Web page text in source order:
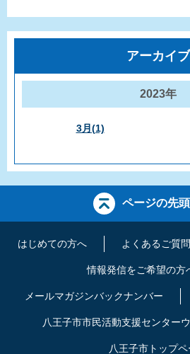
アーカイブ
2023年
3月(1)
ページの先
はじめての方へ よくあるご質問
情報発信をご希望の方
メールマガジンバックナンバー
八王子市市民活動支援センター
八王子市トップペ